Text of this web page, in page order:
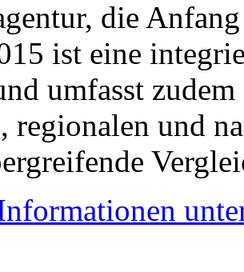
die
ist eine
umfasst
regionalen und